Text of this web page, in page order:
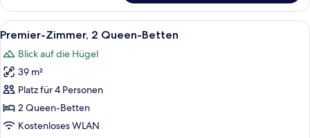
Zimmer,
1 King-
Bett
Balcony)
Alle
Fotos
für
Premier-
Zimmer,
2 Queen-
Betten
Ein Hotelzimmer mit zwei Betten,
7
Premier-Zimmer, 2 Queen-Betten
Blick auf die Hügel
39 m²
Platz für 4 Personen
2 Queen-Betten
Kostenloses WLAN